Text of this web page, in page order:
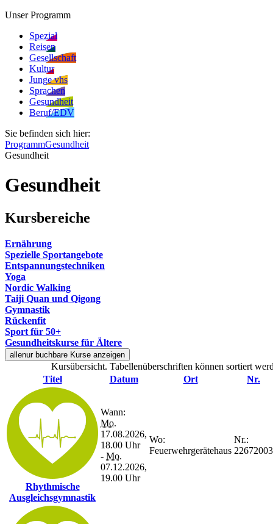
Unser Programm
Spezial
Reisen
Gesellschaft
Kultur
Junge vhs
Sprachen
Gesundheit
Beruf/EDV
Sie befinden sich hier:
ProgrammGesundheit
Gesundheit
Gesundheit
Kursbereiche
Ernährung
Spezielle Sportangebote
Entspannungstechniken
Yoga
Nordic Walking
Taiji Quan und Qigong
Gymnastik
Rückenfit
Sport für 50+
Gesundheitskurse für Ältere
allenur buchbare Kurse anzeigen
Kursübersicht. Tabellenüberschriften können sortiert
Titel
Datum Ort Nr.
Rhythmische
Ausgleichsgymnastik
Wann:
Mo.
17.08.2026,
18.00 Uhr
- Mo.
07.12.2026,
19.00 Uhr
Wo:
Feuerwehrgerätehaus
Nr.:
22672003